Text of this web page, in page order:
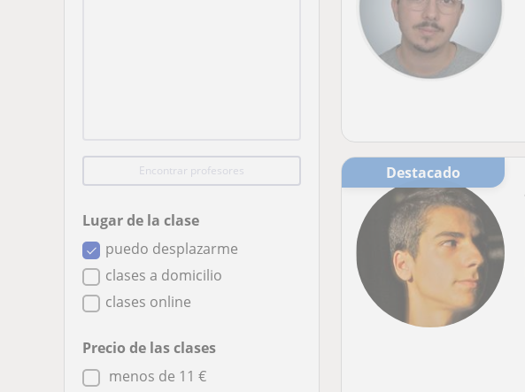
Encontrar profesores
Lugar de la clase
puedo desplazarme
clases a domicilio
clases online
Precio de las clases
menos de 11 €
Destacado